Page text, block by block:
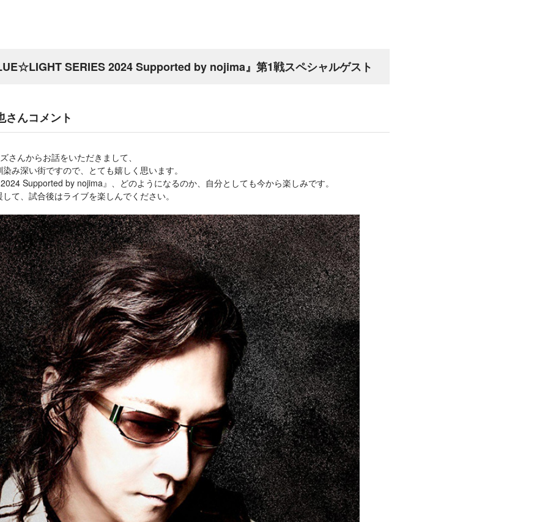
SERIES 2024 Supported by nojima』第1戦スペシャルゲスト
さんコメント
さんからお話をいただきまして、
み深い街ですので、とても嬉しく思います。
Supported by nojima』、どのようになるのか、自分としても今から楽しみです。
て、試合後はライブを楽しんでください。